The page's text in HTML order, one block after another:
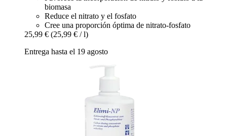
biomasa
Reduce el nitrato y el fosfato
Cree una proporción óptima de nitrato-fosfato
25,99 € (25,99 € / l)
Entrega hasta el 19 agosto